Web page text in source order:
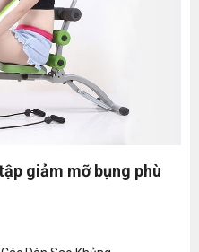
giảm mỡ bụng phù